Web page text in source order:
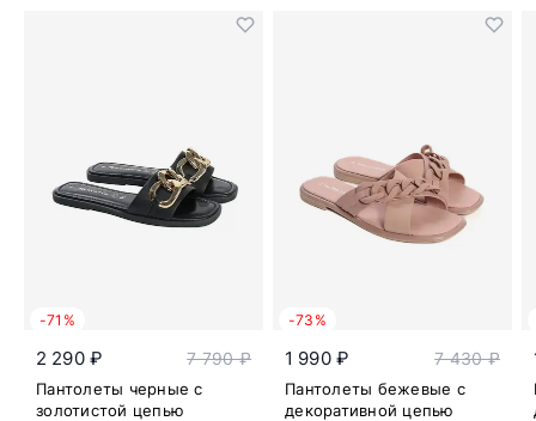
-71%
2 290 ₽ 7 790 ₽
Пантолеты черные с
золотистой цепью
-73%
1 990 ₽ 7 430 ₽
Пантолеты бежевые с
декоративной цепью